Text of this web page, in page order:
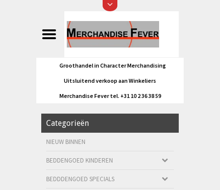
Groothandel in Character Merchandising
Uitsluitend verkoop aan Winkeliers
Merchandise Fever tel. +31 10 2 36 38 59
Categorieën
NIEUW BINNEN
BEDDENGOED KINDEREN
BEDDDENGOED SPECIALS